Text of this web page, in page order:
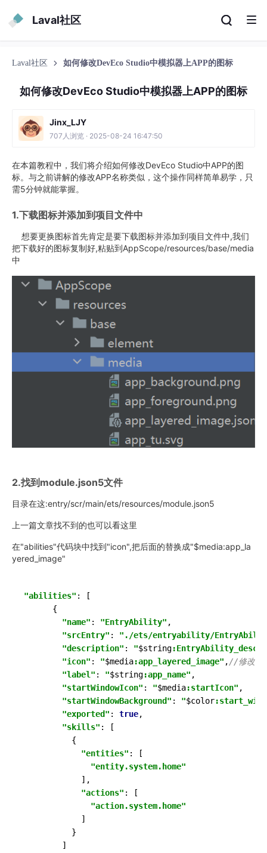
Laval社区
Laval社区 如何修改DevEco Studio中模拟器上APP的图标
如何修改DevEco Studio中模拟器上APP的图标
Jinx_LJY
707人浏览 · 2025-08-24 16:47:50
在本篇教程中，我们将介绍如何修改DevEco Studio中APP的图
标。与之前讲解的修改APP名称类似，这个操作同样简单易学，只
需5分钟就能掌握。
1.下载图标并添加到项目文件中
想要更换图标首先肯定是要下载图标并添加到项目文件中,我们
把下载好的图标复制好,粘贴到AppScope/resources/base/media
中
2.找到module.json5文件
目录在这:entry/scr/main/ets/resources/module.json5
上一篇文章找不到的也可以看这里
在"abilities"代码块中找到"icon",把后面的替换成"$media:app_la
yered_image"
"abilities" : [
      {
"name" : "EntryAbility" ,
"srcEntry" : "./ets/entryability/
"description" : "$string:EntryAbility_desc"
"icon" : "$media:app_layered_image" ,//修改这
"label" : "$string:app_name" ,
"startWindowIcon" : "$media:startIcon" ,
"startWindowBackground" : "$color
"exported" : true,
"skills" : [
          {
"entities" : [
"entity.system.home"
            ],
"actions" : [
"action.system.home"
            ]
          }
        ]